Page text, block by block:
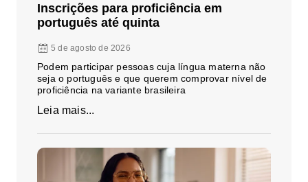
Inscrições para proficiência em
português até quinta
5 de agosto de 2026
Podem participar pessoas cuja língua materna não
seja o português e que querem comprovar nível de
proficiência na variante brasileira
Leia mais...